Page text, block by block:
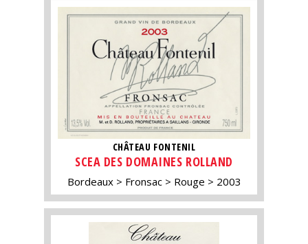
CHÂTEAU FONTENIL
SCEA DES DOMAINES ROLLAND
Bordeaux Fronsac Rouge 2003